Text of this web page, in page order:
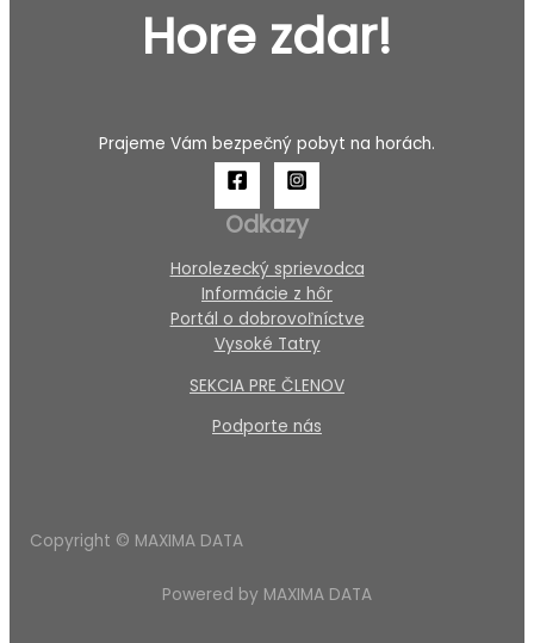
Hore zdar!
Prajeme Vám bezpečný pobyt na horách.
Odkazy
Horolezecký sprievodca
Informácie z hôr
Portál o dobrovoľníctve
Vysoké Tatry
SEKCIA PRE ČLENOV
Podporte nás
Copyright © MAXIMA DATA
Powered by MAXIMA DATA